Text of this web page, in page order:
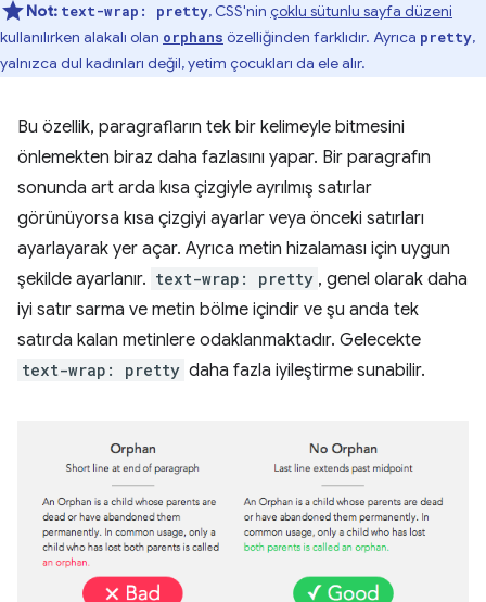
Not: text-wrap: pretty, CSS'nin çoklu sütunlu sayfa düzeni
kullanılırken alakalı olan orphans özelliğinden farklıdır. Ayrıca pretty,
yalnızca dul kadınları değil, yetim çocukları da ele alır.
Bu özellik, paragrafların tek bir kelimeyle bitmesini
önlemekten biraz daha fazlasını yapar. Bir paragrafın
sonunda art arda kısa çizgiyle ayrılmış satırlar
görünüyorsa kısa çizgiyi ayarlar veya önceki satırları
ayarlayarak yer açar. Ayrıca metin hizalaması için uygun
şekilde ayarlanır. text-wrap: pretty , genel olarak daha
iyi satır sarma ve metin bölme içindir ve şu anda tek
satırda kalan metinlere odaklanmaktadır. Gelecekte
text-wrap: pretty daha fazla iyileştirme sunabilir.